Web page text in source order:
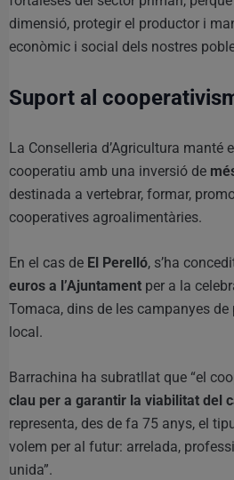
dimensió, protegir el productor i
econòmic i social dels nostres
Suport al
La Conselleria d’Agricultura manté
cooperatiu amb una inversió de
destinada a vertebrar, formar,
cooperatives agroalimentàries.
En el cas de El Perelló, s’ha
euros a l’Ajuntament per a la
Tomaca, dins de les campanyes
local.
Barrachina ha subratllat que “el
clau per a garantir la viabilitat del
representa, des de fa 75 anys, el
volem per al futur: arrelada,
unida”.